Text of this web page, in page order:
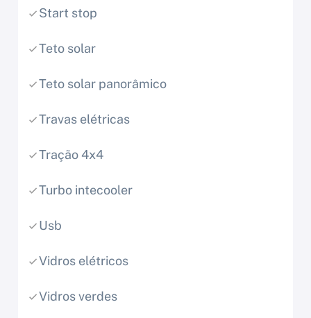
Start stop
Teto solar
Teto solar panorâmico
Travas elétricas
Tração 4x4
Turbo intecooler
Usb
Vidros elétricos
Vidros verdes